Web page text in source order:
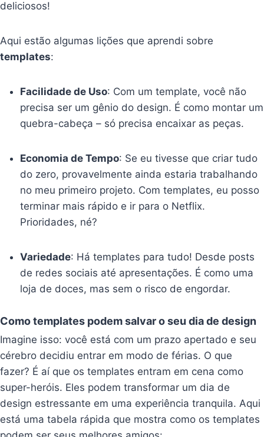
deliciosos!
Aqui estão algumas lições que aprendi sobre
templates:
Facilidade de Uso: Com um template, você não
precisa ser um gênio do design. É como montar um
quebra-cabeça – só precisa encaixar as peças.
Economia de Tempo: Se eu tivesse que criar tudo
do zero, provavelmente ainda estaria trabalhando
no meu primeiro projeto. Com templates, eu posso
terminar mais rápido e ir para o Netflix.
Prioridades, né?
Variedade: Há templates para tudo! Desde posts
de redes sociais até apresentações. É como uma
loja de doces, mas sem o risco de engordar.
Como templates podem salvar o seu dia de design
Imagine isso: você está com um prazo apertado e seu
cérebro decidiu entrar em modo de férias. O que
fazer? É aí que os templates entram em cena como
super-heróis. Eles podem transformar um dia de
design estressante em uma experiência tranquila. Aqui
está uma tabela rápida que mostra como os templates